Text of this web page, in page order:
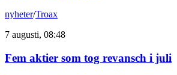
nyheter/Troax
7 augusti, 08:48
Fem aktier som tog revansch i juli